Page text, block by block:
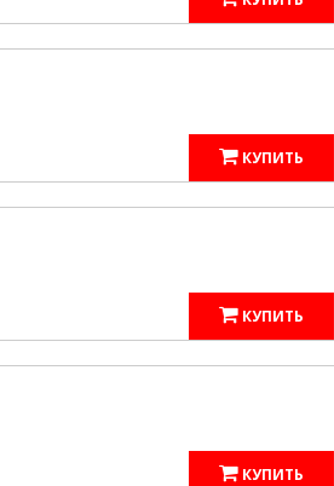
КУПИТЬ
КУПИТЬ
КУПИТЬ